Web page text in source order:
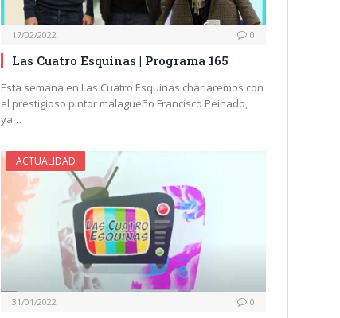
17/02/2022 0
Las Cuatro Esquinas | Programa 165
Esta semana en Las Cuatro Esquinas charlaremos con
el prestigioso pintor malagueño Francisco Peinado,
ya…
ACTUALIDAD
31/01/2022 0